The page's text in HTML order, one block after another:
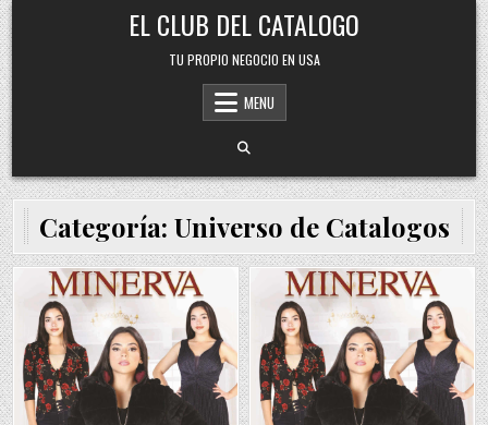
Skip
to
content
EL CLUB DEL CATALOGO
TU PROPIO NEGOCIO EN USA
MENU
Categoría: Universo de Catalogos
Posted
Posted
in